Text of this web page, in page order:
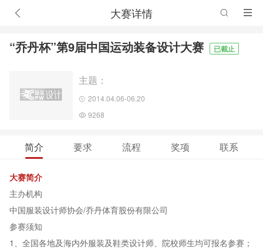
大赛详情
“乔丹杯”第9届中国运动装备设计大赛 已截止
主题：
2014.04.06-06.20
9268
简介 要求 流程 奖项 联系
大赛简介
主办机构
中国服装设计师协会/乔丹体育股份有限公司
参赛须知
1、全国各地及海内外服装及鞋类设计师、院校师生均可报名参赛；